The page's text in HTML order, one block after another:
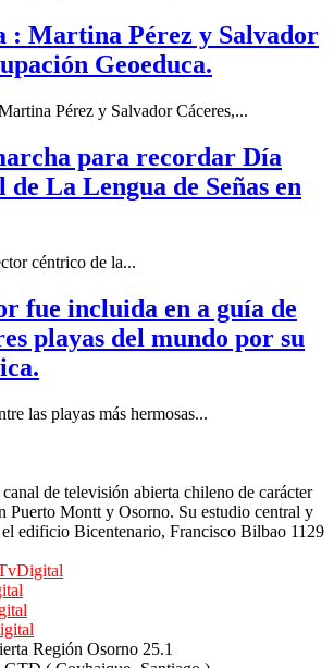
: Martina Pérez y Salvador
Geoeduca.
Pérez y Salvador Cáceres,...
para recordar Día
La Lengua de Señas en
céntrico de la...
fue incluida en a guía de
playas del mundo por su
las playas más hermosas...
de televisión abierta chileno de carácter
Puerto Montt y Osorno. Su estudio central y
edificio Bicentenario, Francisco Bilbao 1129
Región Osorno 25.1